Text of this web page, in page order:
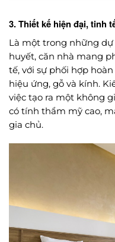
3. Thiết kế hiện đại, tinh
Là một trong những
huyết, căn nhà mang
tế, với sự phối hợp
hiệu ứng, gỗ và kính.
việc tạo ra một không
có tính thẩm mỹ cao,
gia chủ.